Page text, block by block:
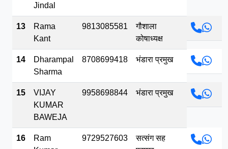
Jindal
13
Rama
Kant
9813085581
गौशाला
कोषाध्यक्ष
14
Dharampal
Sharma
8708699418 भंडारा प्रमुख
15
VIJAY
KUMAR
BAWEJA
9958698844 भंडारा प्रमुख
16
Ram
9729527603
सत्संग सह